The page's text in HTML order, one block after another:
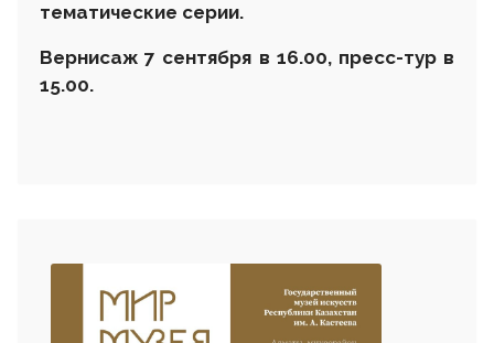
тематические серии.
Вернисаж 7 сентября в 16.00, пресс-тур в
15.00.